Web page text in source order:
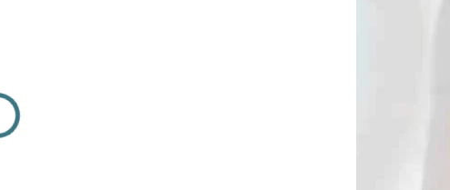
DETAILNÉ INFORMÁCIE